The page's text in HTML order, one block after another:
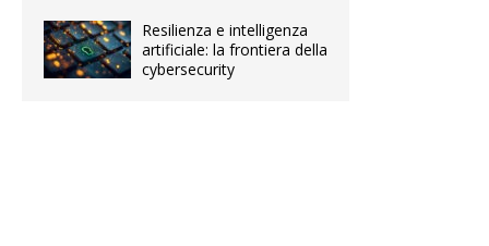
Resilienza e intelligenza
artificiale: la frontiera della
cybersecurity